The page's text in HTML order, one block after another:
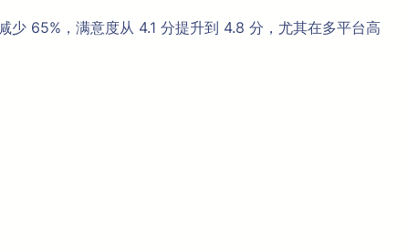
65%，满意度从 4.1 分提升到 4.8 分，尤其在多平台高